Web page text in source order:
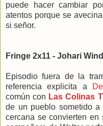
puede hacer cambiar
atentos porque se
si señor.
Fringe 2x11 - Johari
Episodio fuera de la
referencia explicita a
común con Las Colinas
de un pueblo sometido
cercana se convierten en